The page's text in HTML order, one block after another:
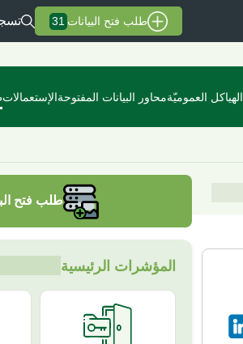
طلب فتح البيانات 31
الهياكل العموميّةمحاور البيانات المفتوحةالإستعمالات
طلب فتح
المؤشرات الرئيسية